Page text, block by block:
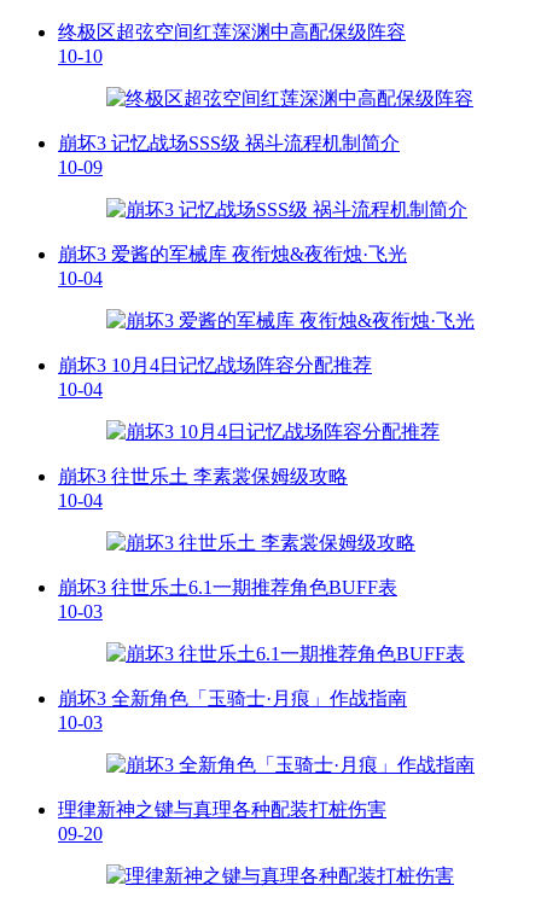
终极区超弦空间红莲深渊中高配保级阵容
10-10
崩坏3 记忆战场SSS级 祸斗流程机制简介
10-09
崩坏3 爱酱的军械库 夜衔烛&夜衔烛·飞光
10-04
崩坏3 10月4日记忆战场阵容分配推荐
10-04
崩坏3 往世乐土 李素裳保姆级攻略
10-04
崩坏3 往世乐土6.1一期推荐角色BUFF表
10-03
崩坏3 全新角色「玉骑士·月痕」作战指南
10-03
理律新神之键与真理各种配装打桩伤害
09-20